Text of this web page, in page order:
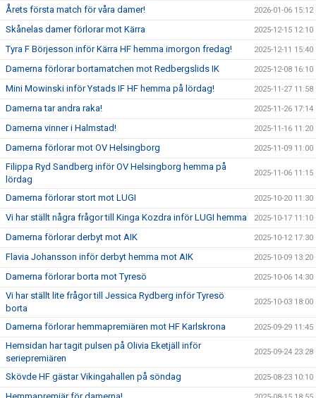
Årets första match för våra damer! 2026-01-06 15:12
Skånelas damer förlorar mot Kärra 2025-12-15 12:10
Tyra F Börjesson inför Kärra HF hemma imorgon fredag! 2025-12-11 15:40
Damerna förlorar bortamatchen mot Redbergslids IK 2025-12-08 16:10
Mini Mowinski inför Ystads IF HF hemma på lördag! 2025-11-27 11:58
Damerna tar andra raka! 2025-11-26 17:14
Damerna vinner i Halmstad! 2025-11-16 11:20
Damerna förlorar mot OV Helsingborg 2025-11-09 11:00
Filippa Ryd Sandberg inför OV Helsingborg hemma på
lördag
2025-11-06 11:15
Damerna förlorar stort mot LUGI 2025-10-20 11:30
Vi har ställt några frågor till Kinga Kozdra inför LUGI hemma 2025-10-17 11:10
Damerna förlorar derbyt mot AIK 2025-10-12 17:30
Flavia Johansson inför derbyt hemma mot AIK 2025-10-09 13:20
Damerna förlorar borta mot Tyresö 2025-10-06 14:30
Vi har ställt lite frågor till Jessica Rydberg inför Tyresö
borta
2025-10-03 18:00
Damerna förlorar hemmapremiären mot HF Karlskrona 2025-09-29 11:45
Hemsidan har tagit pulsen på Olivia Eketjäll inför
seriepremiären
2025-09-24 23:28
Skövde HF gästar Vikingahallen på söndag 2025-08-23 10:10